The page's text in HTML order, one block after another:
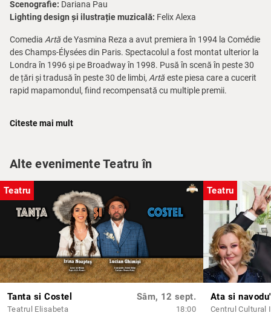
Scenografie: Dariana Pau
Lighting design și ilustrație muzicală: Felix Alexa
Comedia Artă de Yasmina Reza a avut premiera în 1994 la Comédie
des Champs-Élysées din Paris. Spectacolul a fost montat ulterior la
Londra în 1996 și pe Broadway în 1998. Pusă în scenă în peste 30
de țări și tradusă în peste 30 de limbi, Artă este piesa care a cucerit
rapid mapamondul, fiind recompensată cu multiple premii.
și inteligent. Artă ne vorbește despre absurdul, cinismul și violența
despre nesiguranța masculină, care rămâne actuală în ciuda
trecerii anilor.”
The New York Times:„O piesă șic, scurtă și diabolic de amuzantă.
Textul oferă o radiografie perfectă a modului în care opiniile
divergente pot dinamita o prietenie veche.”
Citeste mai mult
Alte evenimente Teatru în
Teatru
Tanta si Costel
Teatrul Elisabeta
Sâm, 12 sept.
18:00
Teatru
Centrul Cultural